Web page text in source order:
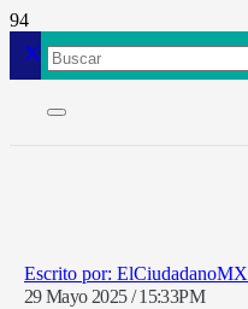
ElCiudadanoMX
29 Mayo 2025 / 15:33PM